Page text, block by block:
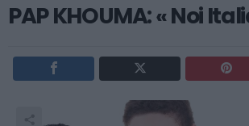
PAP KHOUMA: « Noi